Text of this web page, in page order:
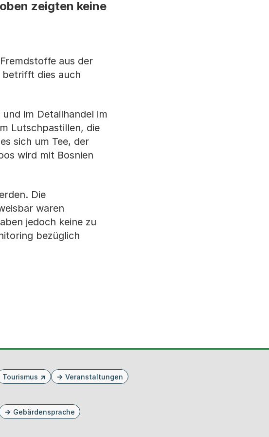
zeigten keine
aus der
betrifft dies auch
im Detailhandel im
Lutschpastillen, die
sich um Tee, der
wird mit Bosnien
Die
waren
jedoch keine zu
bezüglich
Tourismus Veranstaltungen
Gebärdensprache